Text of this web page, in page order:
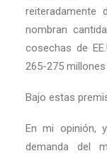
reiteradamente
nombran
cosechas de
265-275
Bajo estas
En mi opinión,
demanda del